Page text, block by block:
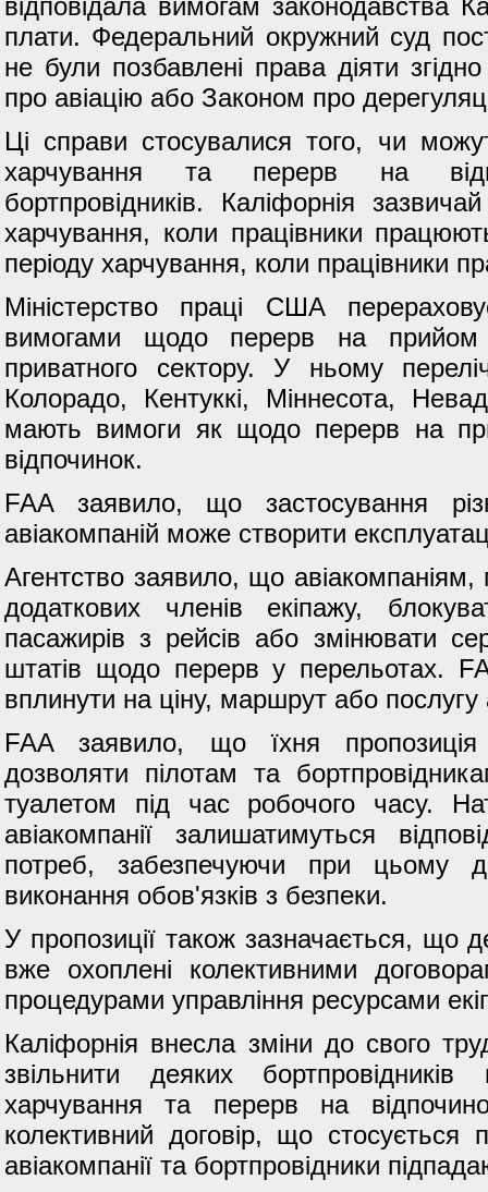
відповідала вимогам законодавства
плати. Федеральний окружний суд
не були позбавлені права діяти
про авіацію або Законом про
Ці справи стосувалися того, чи
харчування та перерв на
бортпровідників. Каліфорнія
харчування, коли працівники
періоду харчування, коли працівники
Міністерство праці США
вимогами щодо перерв на прийом
приватного сектору. У ньому
Колорадо, Кентуккі, Міннесота,
мають вимоги як щодо перерв на
відпочинок.
FAA заявило, що застосування
авіакомпаній може створити
Агентство заявило, що
додаткових членів екіпажу,
пасажирів з рейсів або змінювати
штатів щодо перерв у перельотах.
вплинути на ціну, маршрут або послугу
FAA заявило, що їхня пропозиція
дозволяти пілотам та
туалетом під час робочого часу.
авіакомпанії залишатимуться
потреб, забезпечуючи при цьому
виконання обов'язків з безпеки.
У пропозиції також зазначається, що
вже охоплені колективними
процедурами управління ресурсами
Каліфорнія внесла зміни до свого
звільнити деяких
харчування та перерв на
колективний договір, що
авіакомпанії та бортпровідники